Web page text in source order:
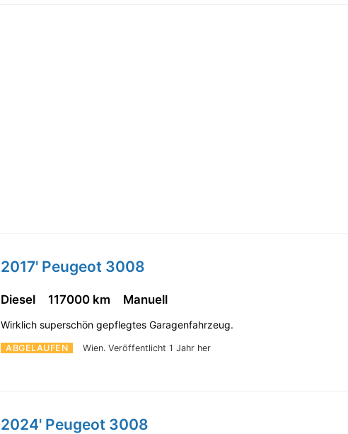
2017' Peugeot 3008
ABGELAUFEN Wien. Veröffentlicht 1 Jahr her
Diesel 117000 km Manuell
Wirklich superschön gepflegtes Garagenfahrzeug.
2024' Peugeot 3008